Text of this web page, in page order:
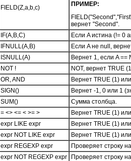
FIELD(Z,a,b,c)
ПРИМЕР:
вернет "Second".
IF(A,B,C)
Если A истина (!= 0
IFNULL(A,B)
Если A не null,
ISNULL(A)
Вернет 1, если A ==
NOT !
NOT, вернет TRUE
OR, AND
Вернет TRUE (1)
SIGN()
Вернет -1, 0 или 1
SUM()
Сумма столбца.
= <> <= < >= >
Вернет TRUE (1)
expr LIKE expr
Вернет TRUE (1)
expr NOT LIKE expr
Вернет TRUE (1)
expr REGEXP expr
Проверяет строку
expr NOT REGEXP expr
Проверяет строку